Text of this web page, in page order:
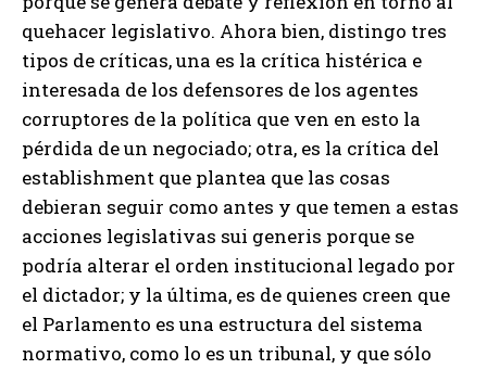
quehacer legislativo. Ahora bien, distingo tres
tipos de críticas, una es la crítica histérica e
interesada de los defensores de los agentes
corruptores de la política que ven en esto la
pérdida de un negociado; otra, es la crítica del
establishment que plantea que las cosas
debieran seguir como antes y que temen a estas
acciones legislativas sui generis porque se
podría alterar el orden institucional legado por
el dictador; y la última, es de quienes creen que
el Parlamento es una estructura del sistema
normativo, como lo es un tribunal, y que sólo